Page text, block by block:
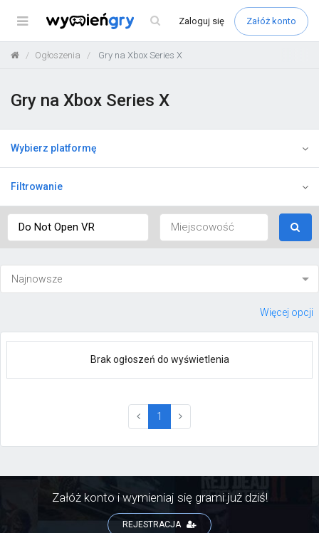
Menu Zaloguj się Załóż konto
Ogłoszenia Gry na Xbox Series X
Gry na Xbox Series X
Wybierz platformę
Filtrowanie
Więcej opcji
Brak ogłoszeń do wyświetlenia
1 (current)
Załóż konto i wymieniaj się grami już dziś!
REJESTRACJA